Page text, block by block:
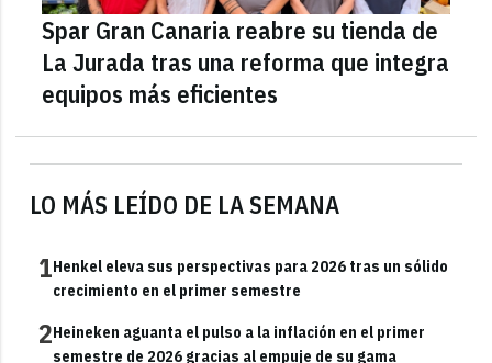
LO MÁS LEÍDO DE LA SEMANA
1Henkel eleva sus perspectivas para 2026 tras un sólido
crecimiento en el primer semestre
2Heineken aguanta el pulso a la inflación en el primer
semestre de 2026 gracias al empuje de su gama
Spar Gran Canaria reabre su tienda de
La Jurada tras una reforma que integra
equipos más eficientes